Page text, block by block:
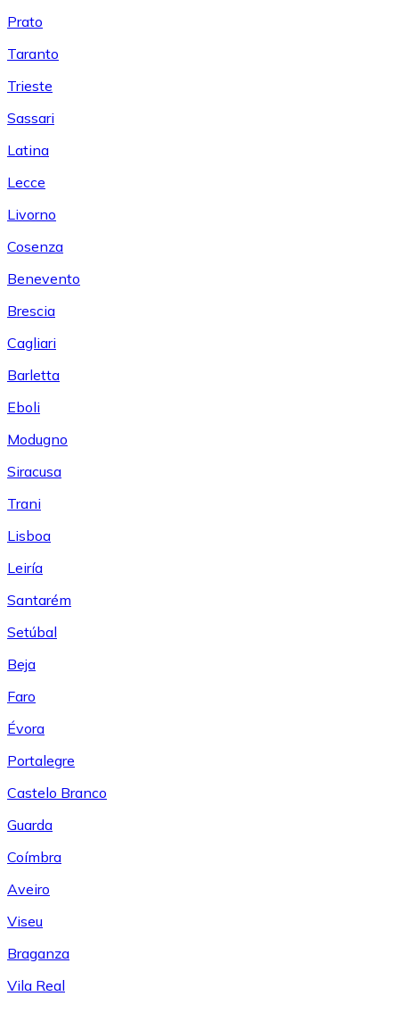
Prato
Taranto
Trieste
Sassari
Latina
Lecce
Livorno
Cosenza
Benevento
Brescia
Cagliari
Barletta
Eboli
Modugno
Siracusa
Trani
Lisboa
Leiría
Santarém
Setúbal
Beja
Faro
Évora
Portalegre
Castelo Branco
Guarda
Coímbra
Aveiro
Viseu
Braganza
Vila Real